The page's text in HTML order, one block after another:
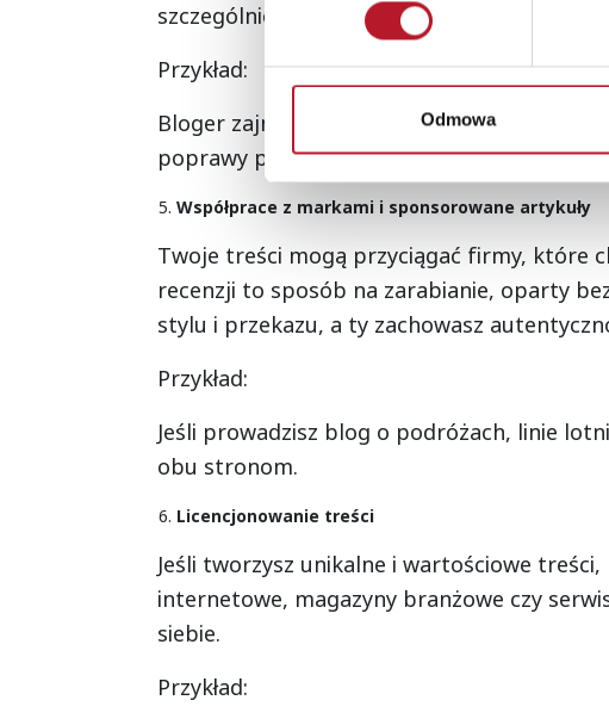
Odmowa
szczególnie jeśli wiedzą, że jesteś
Przykład:
Bloger zajmujący się rozwojem osobistym
poprawy produktywności.
Współprace z markami i sponsorowane artykuły
Twoje treści mogą przyciągać firmy, które
recenzji to sposób na zarabianie, oparty
stylu i przekazu, a ty zachowasz
Przykład:
Jeśli prowadzisz blog o podróżach, linie
obu stronom.
Licencjonowanie treści
Jeśli tworzysz unikalne i wartościowe
internetowe, magazyny branżowe czy
siebie.
Przykład: